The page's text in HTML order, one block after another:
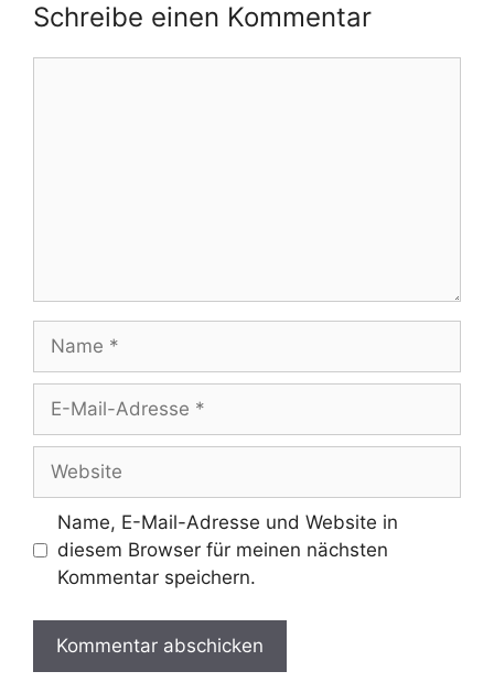
Schreibe einen Kommentar
Name
Adresse
Website
Name, E-Mail-Adresse und Website in
diesem Browser für meinen nächsten
Kommentar speichern.